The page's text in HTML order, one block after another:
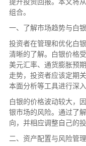
组合。
一、了解市场趋势与白
投资者在管理和优化白
清晰的了解。白银价格
美元汇率、通货膨胀预
走势，投资者应该定期
本面分析等工具进行深入
白银的价格波动较大，
银市场的风险。通过了
向，并相应调整自己的
二、资产配置与风险管理